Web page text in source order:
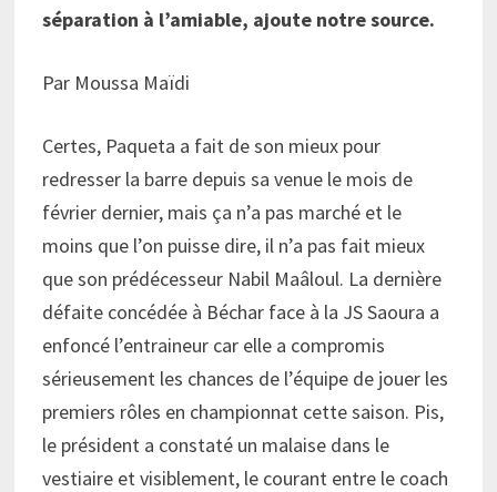
séparation à l’amiable, ajoute notre source.
Par Moussa Maïdi
Certes, Paqueta a fait de son mieux pour
redresser la barre depuis sa venue le mois de
février dernier, mais ça n’a pas marché et le
moins que l’on puisse dire, il n’a pas fait mieux
que son prédécesseur Nabil Maâloul. La dernière
défaite concédée à Béchar face à la JS Saoura a
enfoncé l’entraineur car elle a compromis
sérieusement les chances de l’équipe de jouer les
premiers rôles en championnat cette saison. Pis,
le président a constaté un malaise dans le
vestiaire et visiblement, le courant entre le coach